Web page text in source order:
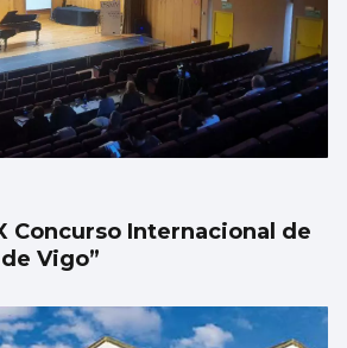
Concurso Internacional de
Vigo”